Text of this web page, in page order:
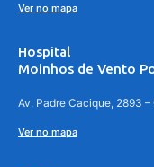
Ver no mapa
Hospital
Moinhos de Vento
Av. Padre Cacique, 2893
Ver no mapa